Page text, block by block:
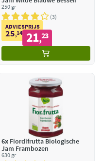
250 gr
3
ADVIESPRIJS
25,14 21,23
6xFiordifrutta Biologische
Jam Frambozen
630 gr